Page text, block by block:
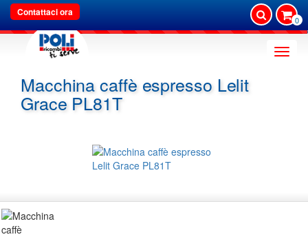
Contattaci ora
0
Toggle
Macchina caffè espresso Lelit
Grace PL81T